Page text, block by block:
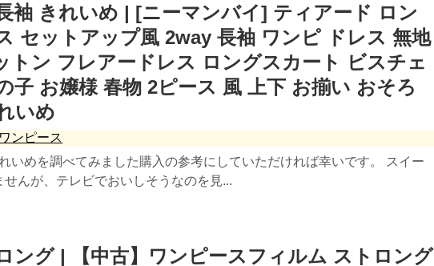
袖 きれいめ | [ニーマンバイ] ティアード ロン
セットアップ風 2way 長袖 ワンピ ドレス 無地
トン フレアードレス ロングスカート ビスチェ
子 お嬢様 春物 2ピース 風 上下 お揃い おそろ
いめ
ワンピース
いめを調べてみました購入の参考にしていただければ幸いです。 スイー
んが、テレビでおいしそうなのを見...
ング | 【中古】ワンピースフィルム ストロング